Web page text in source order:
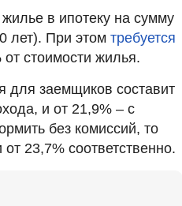
в ипотеку на сумму
лет). При этомтребуется
стоимости жилья.
для заемщиков составит
и от 21,9% – с
без комиссий, то
23,7% соответственно.